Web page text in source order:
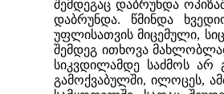
შემდეგაც დაბრუნდა
დაბრუნდა. წმინდა
უფლისათვის მიცემული,
შემდეგ ითხოვა
სიკვდილამდე საძმოს არ
გამოქვაბულში, ილოცეს,